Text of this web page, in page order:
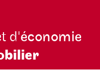
d'économie
bilier